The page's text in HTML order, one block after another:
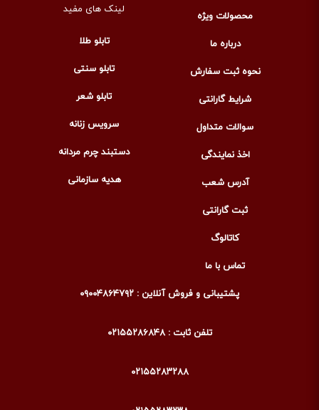
محصولات ویژه
درباره ما
نحوه ثبت سفارش
شرایط گارانتی
سوالات متداول
اخذ نمایندگی
آدرس شعب
ثبت گارانتی
کاتالوگ
تماس با ما
لینک های مفید
تابلو طلا
تابلو سنتی
تابلو شعر
سرویس زنانه
دستبند چرم مردانه
هدیه سازمانی
پشتیبانی و فروش آنلاین : ۰۹۰۰۴۸۶۴۷۹۲
تلفن ثابت : ۰۲۱۵۵۲۸۶۸۴۸
۰۲۱۵۵۲۸۳۲۸۸